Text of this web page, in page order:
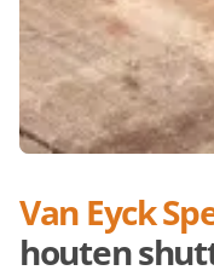
Van Eyck
houten